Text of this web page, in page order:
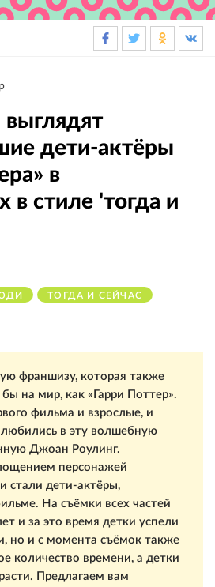
выглядят
дети-актёры
в
в стиле 'тогда и
ТОГДА И СЕЙЧАС
франшизу, которая также
на мир, как «Гарри Поттер».
фильма и взрослые, и
в эту волшебную
Джоан Роулинг.
персонажей
стали дети-актёры,
На съёмки всех частей
и за это время детки успели
но и с момента съёмок также
количество времени, а детки
Предлагаем вам